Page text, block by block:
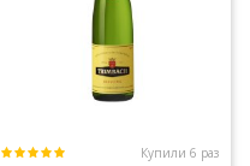
Купили 6 раз